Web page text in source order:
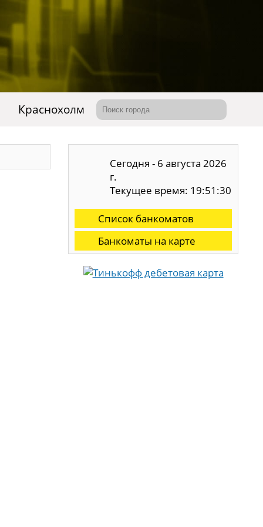
Краснохолм
Сегодня - 6 августа 2026
г.
Текущее время: 19:51:30
Список банкоматов
Банкоматы на карте